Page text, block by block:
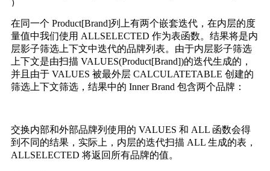
在同一个 Product[Brand]列上有两个嵌套迭代，在内层的度
量值中我们使用 ALLSELECTED 作为表函数。结果将是内
层影子筛选上下文中迭代的品牌列表。由于内层影子筛选
上下文是由扫描 VALUES(Product[Brand])的迭代生成的，
并且由于 VALUES 被最外层 CALCULATETABLE 创建的
筛选上下文筛选，结果中的 Inner Brand 包含两个品牌：
交换内部和外部品牌列使用的 VALUES 和 ALL 函数会得
到不同的结果，实际上，内层的迭代扫描 ALL 生成的表，
ALLSELECTED 将返回所有品牌的值。